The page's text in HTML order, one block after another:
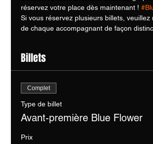
réservez votre place dès maintenant !
Si vous réservez plusieurs billets, veuillez
de chaque accompagnant de façon
Billets
Complet
Type de billet
Avant-première Blue Flower
Prix